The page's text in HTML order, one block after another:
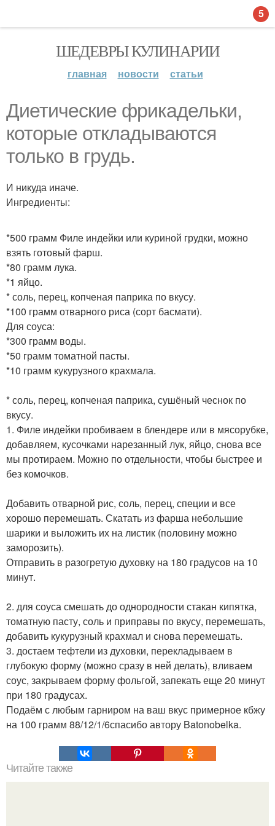
ШЕДЕВРЫ КУЛИНАРИИ
главная новости статьи
Диетические фрикадельки,
которые откладываются
только в грудь.
И никуда иначе.
Ингредиенты:
*500 грамм Филе индейки или куриной грудки, можно
взять готовый фарш.
*80 грамм лука.
*1 яйцо.
* соль, перец, копченая паприка по вкусу.
*100 грамм отварного риса (сорт басмати).
Для соуса:
*300 грамм воды.
*50 грамм томатной пасты.
*10 грамм кукурузного крахмала.
* соль, перец, копченая паприка, сушёный чеснок по
вкусу.
1. Филе индейки пробиваем в блендере или в мясорубке,
добавляем, кусочками нарезанный лук, яйцо, снова все
мы протираем. Можно по отдельности, чтобы быстрее и
без комочков.
Добавить отварной рис, соль, перец, специи и все
хорошо перемешать. Скатать из фарша небольшие
шарики и выложить их на листик (половину можно
заморозить).
Отправить в разогретую духовку на 180 градусов на 10
минут.
2. для соуса смешать до однородности стакан кипятка,
томатную пасту, соль и приправы по вкусу, перемешать,
добавить кукурузный крахмал и снова перемешать.
3. достаем тефтели из духовки, перекладываем в
глубокую форму (можно сразу в ней делать), вливаем
соус, закрываем форму фольгой, запекать еще 20 минут
при 180 градусах.
Подаём с любым гарниром на ваш вкус примерное кбжу
на 100 грамм 88/12/1/6спасибо автору Batonobelka.
Читайте также
5